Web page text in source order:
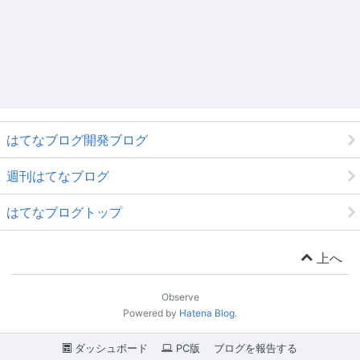
はてなブログ開発ブログ
週刊はてなブログ
はてなブログトップ
上へ
Observe
Powered by Hatena Blog.
ダッシュボード PC版 ブログを報告する